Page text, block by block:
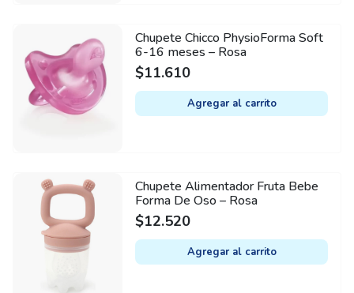
Chupete Chicco PhysioForma Soft
6-16 meses – Rosa
$11.610
Agregar al carrito
Chupete Alimentador Fruta Bebe
Forma De Oso – Rosa
$12.520
Agregar al carrito